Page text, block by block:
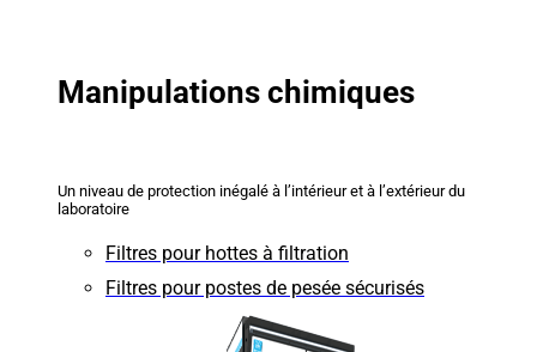
Manipulations chimiques
Un niveau de protection inégalé à l’intérieur et à l’extérieur du
laboratoire
Filtres pour hottes à filtration
Filtres pour postes de pesée sécurisés